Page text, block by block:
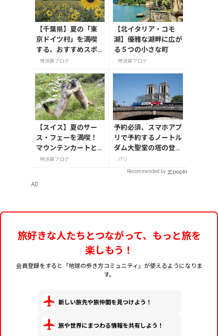
【千葉県】夏の「東
京ドイツ村」を満喫
する、おすすめスポ
ット3選
特派員ブログ
【北イタリア・コモ
湖】優雅な湖畔に広が
る５つの小さな町
特派員ブログ
【スイス】夏のサー
ス・フェーを満喫！
マウンテンカートと
マーモット
特派員ブログ
予約必須、スマホアプ
リで予約するノートル
ダム大聖堂の塔の登り
方まとめ
パリ
Recommended by
AD
旅好きな人たちとつながって、もっと旅を
楽しもう！
会員登録をすると「地球の歩き方コミュニティ」が使えるようになりま
す。
新しい旅先や旅仲間を見つけよう！
旅や世界にまつわる情報を共有しよう！